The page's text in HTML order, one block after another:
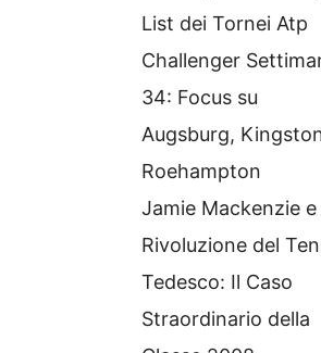
List dei Tornei Atp
Challenger
34: Focus su
Augsburg,
Roehampton
Jamie Mackenzie e
Rivoluzione del
Tedesco: Il Caso
Straordinario della